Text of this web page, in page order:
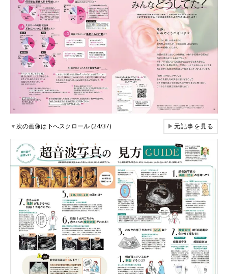
▼次の画像は下へスクロール (24/37) ▶元記事を見る